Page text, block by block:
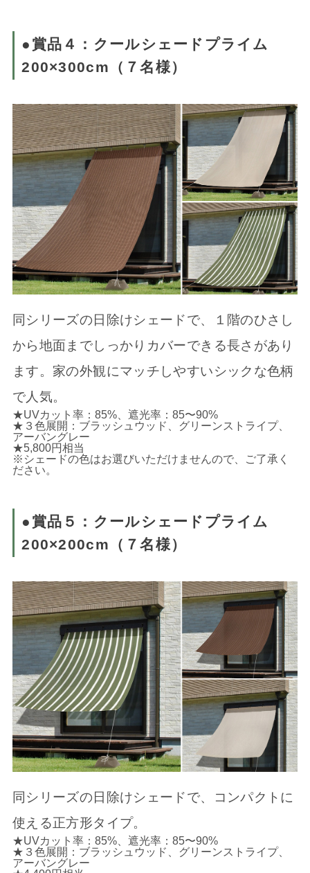
●賞品４：クールシェードプライム
200×300cm（７名様）
同シリーズの日除けシェードで、１階のひさし
から地面までしっかりカバーできる長さがあり
ます。家の外観にマッチしやすいシックな色柄
で人気。
★UVカット率：85%、遮光率：85〜90%
★３色展開：ブラッシュウッド、グリーンストライプ、
アーバングレー
★5,800円相当
※シェードの色はお選びいただけませんので、ご了承く
ださい。
●賞品５：クールシェードプライム
200×200cm（７名様）
同シリーズの日除けシェードで、コンパクトに
使える正方形タイプ。
★UVカット率：85%、遮光率：85〜90%
★３色展開：ブラッシュウッド、グリーンストライプ、
アーバングレー